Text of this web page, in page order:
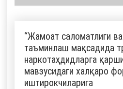
“Жамоат саломатлиги
таъминлаш мақсадида
наркотаҳдидларга
мавзусидаги халқаро
иштирокчиларига